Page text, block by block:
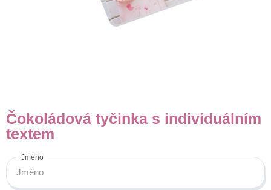
Čokoládová tyčinka s individuálním
textem
Jméno